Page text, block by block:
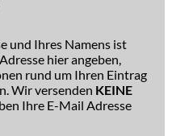
und Ihres Namens ist
hier angeben,
rund um Ihren Eintrag
Wir versenden KEINE
Ihre E-Mail Adresse